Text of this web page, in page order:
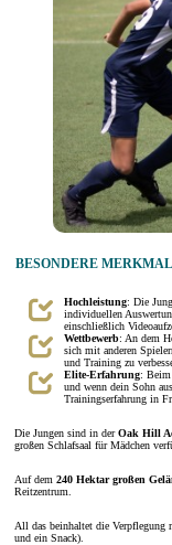
BESONDERE
Hochleistung: Die
individuellen
einschließlich
Wettbewerb: An dem
sich mit anderen
und Training zu
Elite-Erfahrung: Beim
und wenn dein Sohn
Trainingserfahrung in
Die Jungen sind in derOak Hill
großen Schlafsaal für Mädchen
Auf dem 240 Hektar großen
Reitzentrum.
All das beinhaltet die Verpflegung
und ein Snack).